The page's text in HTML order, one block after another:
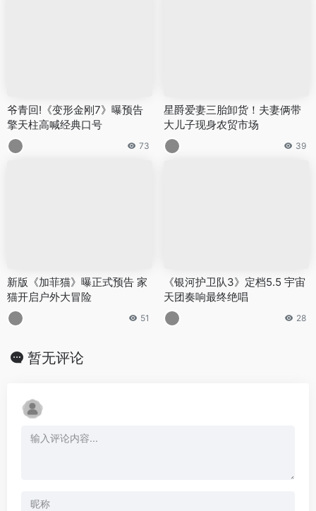
爷青回!《变形金刚7》曝预告
擎天柱高喊经典口号
73
星爵爱妻三胎卸货！夫妻俩带
大儿子现身农贸市场
39
新版《加菲猫》曝正式预告 家
猫开启户外大冒险
51
《银河护卫队3》定档5.5 宇宙
天团奏响最终绝唱
28
暂无评论